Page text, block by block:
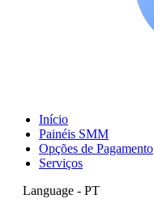
Início
Painéis SMM
Opções de Pagamento
Serviços
Language - PT